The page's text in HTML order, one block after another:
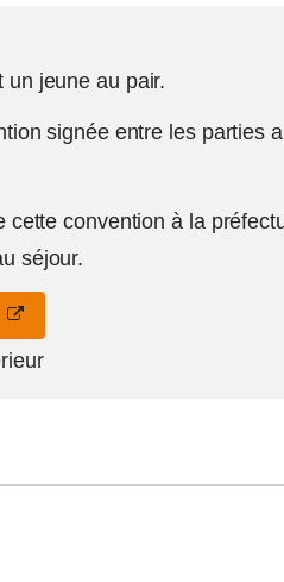
un jeune au pair.
signée entre les parties
cette convention à la
séjour.